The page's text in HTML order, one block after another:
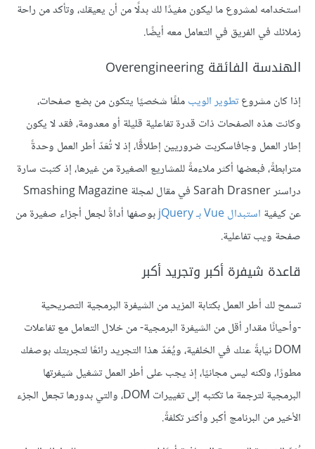
استخدامه لمشروع ما ليكون مفيدًا لك بدلًا من أن يعيقك، وتأكد من راحة
زملائك في الفريق في التعامل معه أيضًا.
الهندسة الفائقة Overengineering
إذا كان مشروعتطوير الويبملفًا شخصيًا يتكون من بضع صفحات،
وكانت هذه الصفحات ذات قدرة تفاعلية قليلة أو معدومة، فقد لا يكون
إطار العمل وجافاسكربت ضروريين إطلاقًا، إذ لا تُعَدّ أطر العمل وحدةً
مترابطةً، فبعضها أكثر ملاءمةً للمشاريع الصغيرة من غيرها، إذ كتبت سارة
دراسنر Sarah Drasner في مقال لمجلة Smashing Magazine
عن كيفية استبدال Vue بـ jQuery
بوصفها أداةً لجعل أجزاء صغيرة من
صفحة ويب تفاعلية.
قاعدة شيفرة أكبر وتجريد أكبر
تسمح لك أطر العمل بكتابة المزيد من الشيفرة البرمجية التصريحية
-وأحيانًا مقدار أقل من الشيفرة البرمجية- من خلال التعامل مع تفاعلات
DOM نيابةً عنك في الخلفية، ويُعَدّ هذا التجريد رائعًا لتجربتك بوصفك
مطورًا، ولكنه ليس مجانيًا، إذ يجب على أطر العمل تشغيل شيفرتها
البرمجية لترجمة ما تكتبه إلى تغييرات DOM، والتي بدورها تجعل الجزء
الأخير من البرنامج أكبر وأكثر تكلفةً.